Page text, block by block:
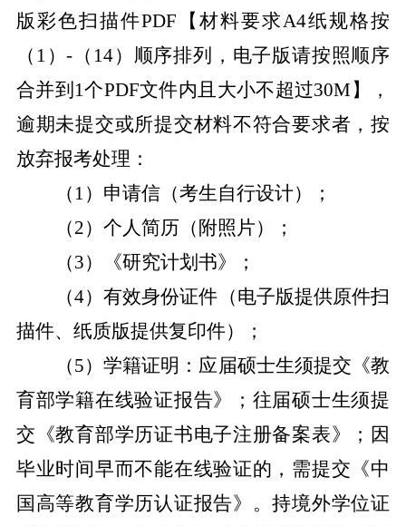
版彩色扫描件PDF 【材料要求A4纸规格按
（ 1 ）- （ 14）顺序排列，电子版请按照顺序
合并到 1个PDF文件内且大小不超过30M 】，
逾期未提交或所提交材料不符合要求者，按
放弃报考处理：
（ 1）申请信（考生自行设计）；
（2）个人简历（附照片）；
（3）《研究计划书》；
（4）有效身份证件（电子版提供原件扫
描件、纸质版提供复印件）；
（5）学籍证明：应届硕士生须提交《教
育部学籍在线验证报告》；往届硕士生须提
交《教育部学历证书电子注册备案表》；因
毕业时间早而不能在线验证的，需提交《中
国高等教育学历认证报告》。持境外学位证